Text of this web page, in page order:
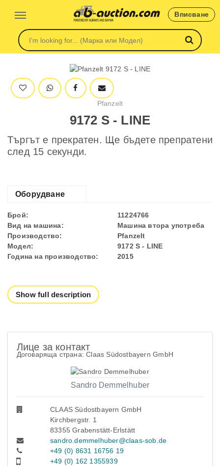
Вписване
Pfanzelt
9172 S - LINE
Търгът е прекратен. Ще бъдете препратени
след 15 секунди.
Оборудване
Брой:
11224766
Вид на машина:
Машина втора употреба
Производство:
Pfanzelt
Модел:
9172 S - LINE
Година на производство:
2015
Show full description
Лице за контакт
Договаряща страна: Claas Südostbayern GmbH
Sandro Demmelhuber
CLAAS Südostbayern GmbH
Kirchbergstr. 1
83355 Grabenstätt-Erlstätt
sandro.demmelhuber@claas-sob.de
+49 (0) 8631 16756 19
+49 (0) 162 1355939